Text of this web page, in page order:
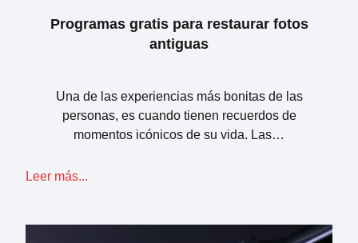
Programas gratis para restaurar fotos
antiguas
Una de las experiencias más bonitas de las
personas, es cuando tienen recuerdos de
momentos icónicos de su vida. Las…
Leer más...